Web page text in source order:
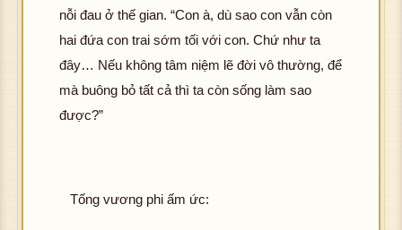
nỗi đau ở thế gian. “Con à, dù sao con vẫn còn
hai đứa con trai sớm tối với con. Chứ như ta
đây… Nếu không tâm niệm lẽ đời vô thường, để
mà buông bỏ tất cả thì ta còn sống làm sao
được?”
Tống vương phi ấm ức: